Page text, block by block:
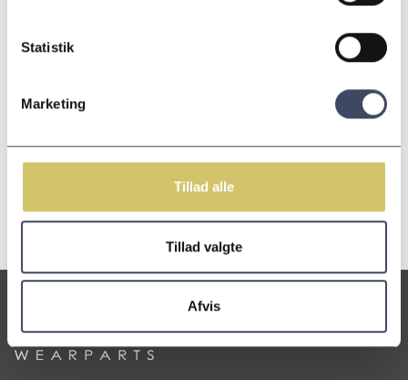
Statistik
Marketing
Tillad alle
Tillad valgte
Afvis